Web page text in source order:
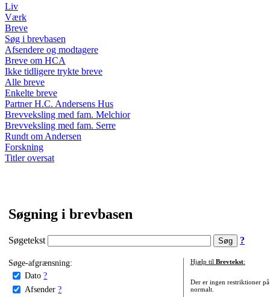
Liv
Værk
Breve
Søg i brevbasen
Afsendere og modtagere
Breve om HCA
Ikke tidligere trykte breve
Alle breve
Enkelte breve
Partner H.C. Andersens Hus
Brevveksling med fam. Melchior
Brevveksling med fam. Serre
Rundt om Andersen
Forskning
Titler oversat
Søgning i brevbasen
Søgetekst ?
Søge-afgrænsning:
Dato ?
Afsender ?
Hjælp til Brevtekst:
Der er ingen restriktioner
normalt.